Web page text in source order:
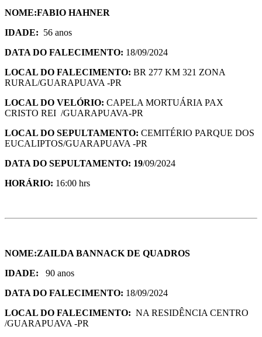
NOME:FABIO HAHNER
IDADE: 56 anos
DATA DO FALECIMENTO: 18/09/2024
LOCAL DO FALECIMENTO: BR 277 KM 321 ZONA
RURAL/GUARAPUAVA -PR
LOCAL DO VELÓRIO: CAPELA MORTUÁRIA PAX
CRISTO REI /GUARAPUAVA-PR
LOCAL DO SEPULTAMENTO: CEMITÉRIO PARQUE DOS
EUCALIPTOS/GUARAPUAVA -PR
DATA DO SEPULTAMENTO: 19/09/2024
HORÁRIO: 16:00 hrs
NOME:ZAILDA BANNACK DE QUADROS
IDADE: 90 anos
DATA DO FALECIMENTO: 18/09/2024
LOCAL DO FALECIMENTO: NA RESIDÊNCIA CENTRO
/GUARAPUAVA -PR